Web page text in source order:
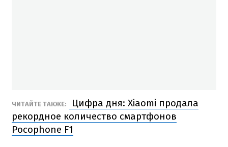
ЧИТАЙТЕ ТАКЖЕ:
Цифра дня: Xiaomi продала
рекордное количество смартфонов
Pocophone F1